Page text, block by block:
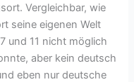
Vergleichbar, wie
seine eigenen Welt
und 11 nicht möglich
aber kein deutsch
eben nur deutsche